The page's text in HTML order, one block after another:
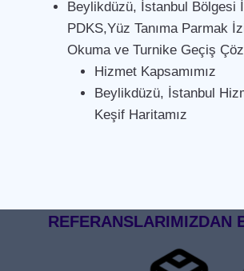
Beylikdüzü, İstanbul Bölgesi
PDKS,Yüz Tanıma Parmak
Okuma ve Turnike Geçiş
Hizmet Kapsamımız
Beylikdüzü, İstanbul
Keşif Haritamız
REFERANSLARIMIZDAN